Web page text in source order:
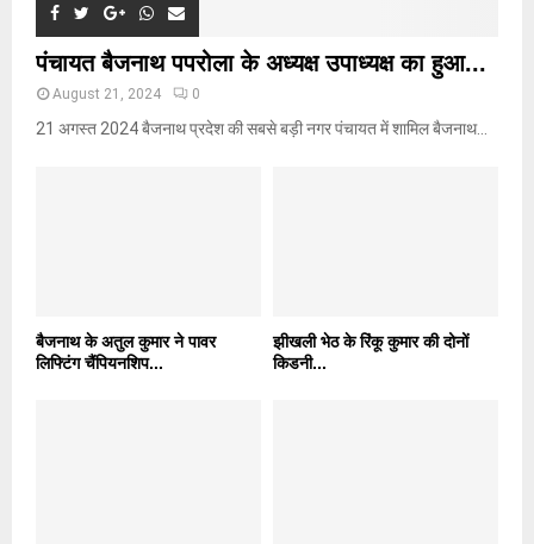
पंचायत बैजनाथ पपरोला के अध्यक्ष उपाध्यक्ष का हुआ...
August 21, 2024 0
21 अगस्त 2024 बैजनाथ प्रदेश की सबसे बड़ी नगर पंचायत में शामिल बैजनाथ...
बैजनाथ के अतुल कुमार ने पावर
लिफ्टिंग चैंपियनशिप...
झीखली भेठ के रिंकू कुमार की दोनों
किडनी...